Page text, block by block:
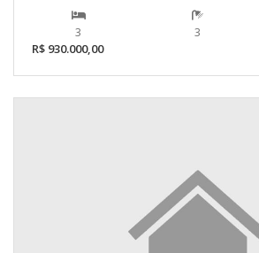
3 3
R$ 930.000,00